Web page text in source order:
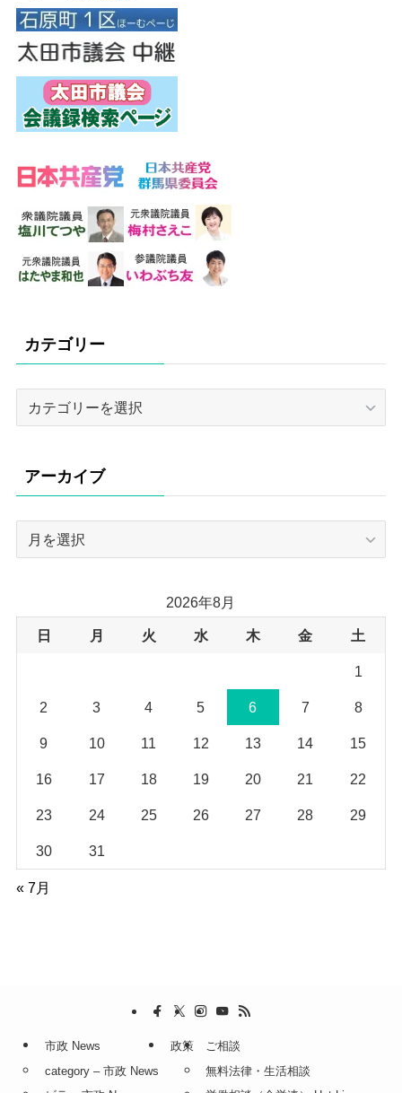
カテゴリー
ー
アーカイブ
ブ
2026年8月
日 月 火 水 木 金 土
1
2 3 4 5 6 7 8
9 10 11 12 13 14 15
16 17 18 19 20 21 22
23 24 25 26 27 28 29
30 31
« 7月
市政 News
category – 市政 News
政策
ご相談
無料法律・生活相談